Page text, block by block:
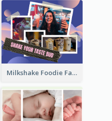
Milkshake Foodie Facebook Post